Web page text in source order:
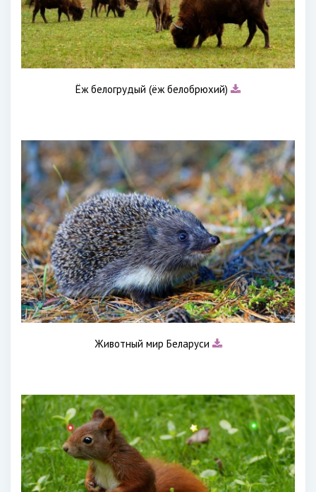
Ёж белогрудый (ёж белобрюхий)
Животный мир Беларуси